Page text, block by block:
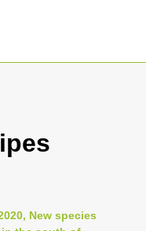
New species